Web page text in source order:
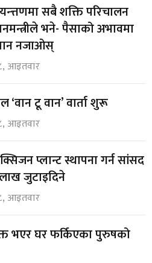
सबै शक्ति परिचालन
भने- पैसाको अभावमा
नजाओस्
आइतवार
टू वान’ वार्ता शुरू
आइतवार
प्लान्ट स्थापना गर्न सांसद
जुटाइदिने
आइतवार
भएर घर फर्किएका पुरुषको